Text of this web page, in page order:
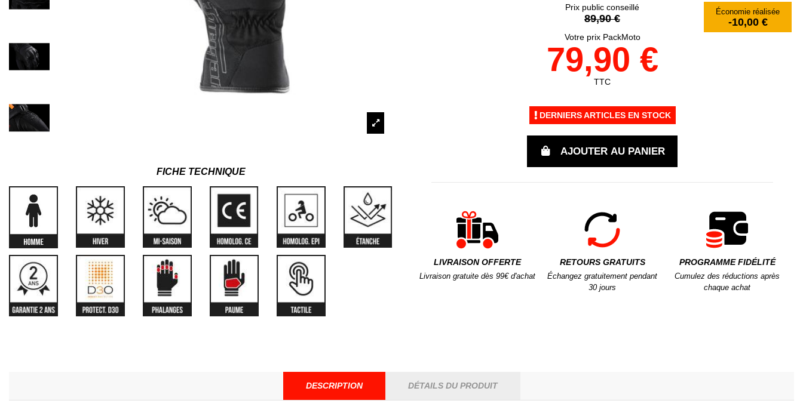
FICHE TECHNIQUE
Prix public conseillé
89,90 €
Économie réalisée
-10,00 €
Votre prix PackMoto
79,90 €
TTC
DERNIERS ARTICLES EN STOCK
AJOUTER AU PANIER
LIVRAISON OFFERTE
Livraison gratuite dès 99€ d'achat
RETOURS GRATUITS
Échangez gratuitement pendant
30 jours
PROGRAMME FIDÉLITÉ
Cumulez des réductions après
chaque achat
DESCRIPTION DÉTAILS DU PRODUIT